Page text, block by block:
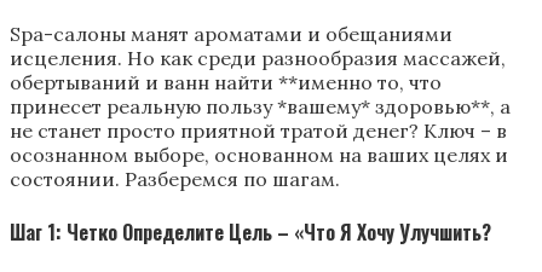
Spa-салоны манят ароматами и обещаниями
исцеления. Но как среди разнообразия массажей,
обертываний и ванн найти **именно то, что
принесет реальную пользу *вашему* здоровью**, а
не станет просто приятной тратой денег? Ключ – в
осознанном выборе, основанном на ваших целях и
состоянии. Разберемся по шагам.
Шаг 1: Четко Определите Цель – «Что Я Хочу Улучшить?